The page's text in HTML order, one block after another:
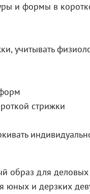
и формы в
учитывать
стрижки
образ для
юных и дерзких